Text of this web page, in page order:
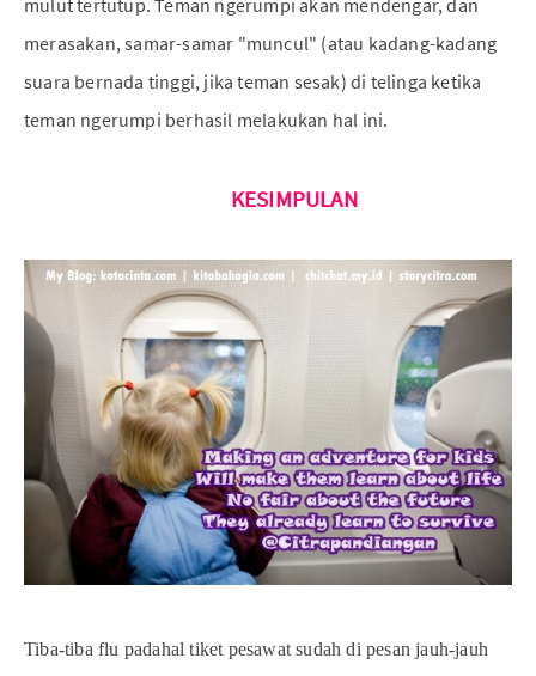
merasakan, samar-samar "muncul" (atau kadang-kadang
suara bernada tinggi, jika teman sesak) di telinga ketika
teman ngerumpi berhasil melakukan hal ini.
KESIMPULAN
Tiba-tiba flu padahal tiket pesawat sudah di pesan jauh-jauh